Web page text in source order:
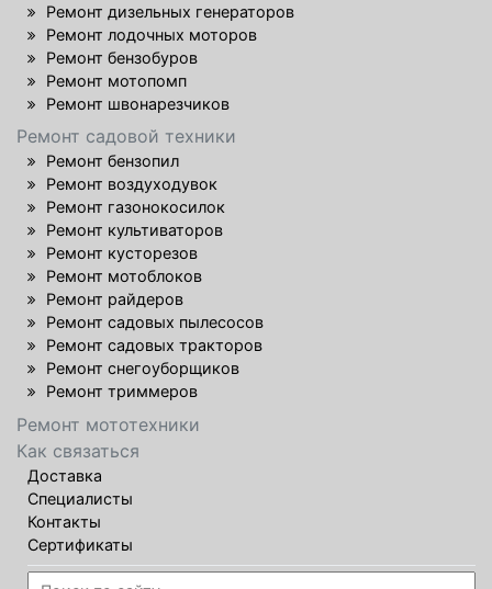
Ремонт дизельных генераторов
Ремонт лодочных моторов
Ремонт бензобуров
Ремонт мотопомп
Ремонт швонарезчиков
Ремонт садовой техники
Ремонт бензопил
Ремонт воздуходувок
Ремонт газонокосилок
Ремонт культиваторов
Ремонт кусторезов
Ремонт мотоблоков
Ремонт райдеров
Ремонт садовых пылесосов
Ремонт садовых тракторов
Ремонт снегоуборщиков
Ремонт триммеров
Ремонт мототехники
Как связаться
Доставка
Специалисты
Контакты
Сертификаты